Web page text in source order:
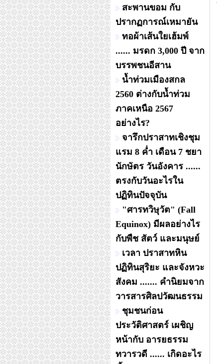
สะพานขอม กับ
ปรากฏการณ์เหมายัน
ทอผ้าเส้นใยเฮ้มพ์
...... มรดก 3,000 ปี จาก
บรรพชนอีสาน
น้ำท่วมเมืองสกล
2560 ต่างกับน้ำท่วม
ภาคเหนือ 2567
อย่างไร?
จารึกปราสาทเชิงชุม
แรม 8 ค่ำ เดือน 7 ชยา
นักษัตร วันอังคาร ......
ตรงกับวันอะไรใน
ปฏิทินปัจจุบัน
"ศารทวิษุวัต" (Fall
Equinox) มีผลอย่างไร
กับพืช สัตว์ และมนุษย์
เวลา ปราสาทหิน
ปฏิทินสุริยะ และจังหวะ
สังคม ....... คำนิยมจาก
วารสารศิลปวัฒนธรรม
ชุมชนก่อน
ประวัติศาสตร์ เผชิญ
หน้ากับ อารยธรรม
ทวารวดี ...... เกิดอะไร